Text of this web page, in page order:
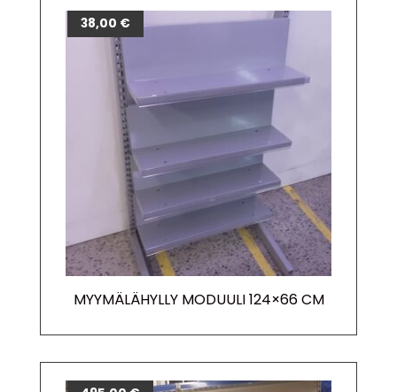
MYYMÄLÄHYLLY MODUULI 124×66 CM
38,00 €